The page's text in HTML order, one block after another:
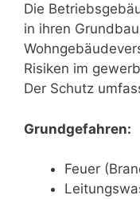
Die
in ihren
Risiken im
Der Schutz
Grundgefahren:
Feuer